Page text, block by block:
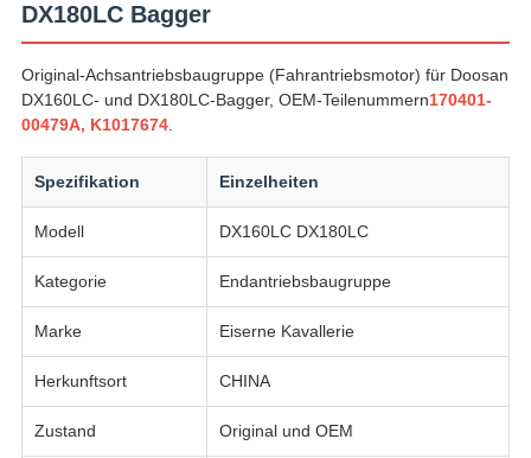
DX180LC Bagger
Original-Achsantriebsbaugruppe (Fahrantriebsmotor) für Doosan
DX160LC- und DX180LC-Bagger, OEM-Teilenummern170401-
00479A, K1017674.
Spezifikation Einzelheiten
Modell DX160LC DX180LC
Kategorie Endantriebsbaugruppe
Marke Eiserne Kavallerie
Herkunftsort CHINA
Zustand Original und OEM